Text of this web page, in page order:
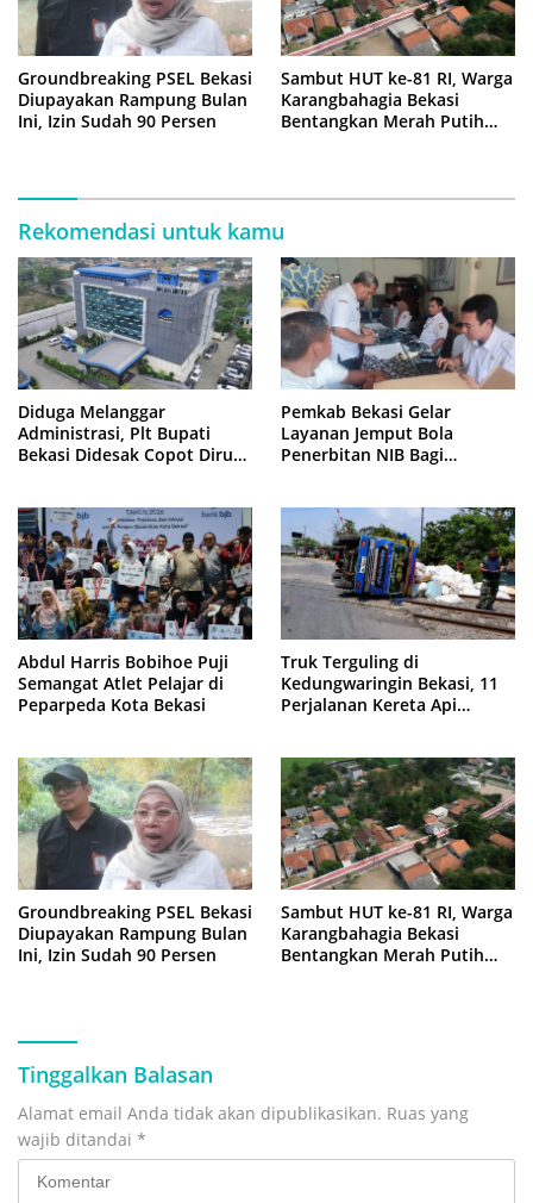
Groundbreaking PSEL Bekasi
Diupayakan Rampung Bulan
Ini, Izin Sudah 90 Persen
Sambut HUT ke-81 RI, Warga
Karangbahagia Bekasi
Bentangkan Merah Putih
Rekomendasi untuk kamu
Diduga Melanggar
Administrasi, Plt Bupati
Bekasi Didesak Copot Dirum
Pemkab Bekasi Gelar
Layanan Jemput Bola
Penerbitan NIB Bagi
Abdul Harris Bobihoe Puji
Semangat Atlet Pelajar di
Peparpeda Kota Bekasi
Truk Terguling di
Kedungwaringin Bekasi, 11
Perjalanan Kereta Api
Groundbreaking PSEL Bekasi
Diupayakan Rampung Bulan
Ini, Izin Sudah 90 Persen
Sambut HUT ke-81 RI, Warga
Karangbahagia Bekasi
Bentangkan Merah Putih
Tinggalkan Balasan
Alamat email Anda tidak akan dipublikasikan. Ruas yang
wajib ditandai *